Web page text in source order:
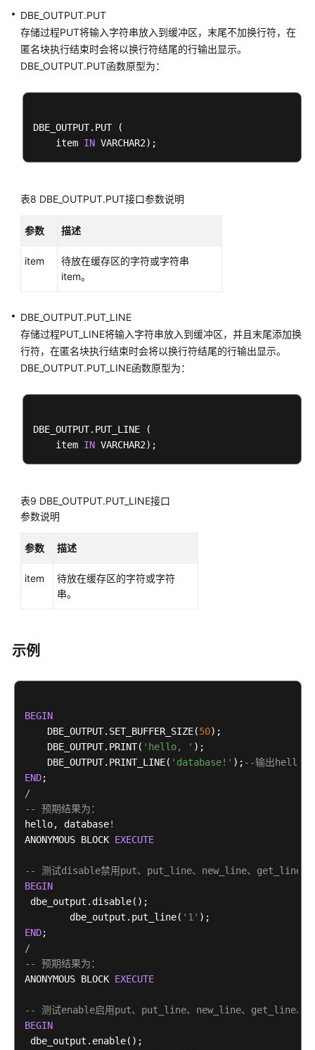
DBE_SQL
DBE_UTILITY
Retry
管
理
试
务
统
和
系
Schema
置
运
行
础
念
FAQ
开
指
南
中
式
_V2.0-
DBE_OUTPUT.PUT
存储过程PUT将输入字符串放入到缓冲区，末尾不加换行符，在
匿名块执行结束时会将以换行符结尾的行输出显示。
DBE_OUTPUT.PUT函数原型为：
DBE_OUTPUT.PUT (
    item
IN
表8 DBE_OUTPUT.PUT接口参数说明
参数 描述
item
待放在缓存区的字符或字符串
item。
DBE_OUTPUT.PUT_LINE
存储过程PUT_LINE将输入字符串放入到缓冲区，并且末尾添加换
行符，在匿名块执行结束时会将以换行符结尾的行输出显示。
DBE_OUTPUT.PUT_LINE函数原型为：
DBE_OUTPUT.PUT_LINE (
    item
IN
表9 DBE_OUTPUT.PUT_LINE接口
参数说明
参数 描述
item
待放在缓存区的字符或字符
串。
示例
BEGIN
    DBE_OUTPUT.SET_BUFFER_SIZE(
50);
    DBE_OUTPUT.PRINT(
'hello, ' );
    DBE_OUTPUT.PRINT_LINE(
'database!' ); --输出hello,
END
/
-- 预期结果为：
hello, database!
ANONYMOUS BLOCK EXECUTE
-- 测试disable禁用put、put_line、new_line、get_line
BEGIN
dbe_output.disable();
        dbe_output.put_line(
'1'
END
/
-- 预期结果为：
ANONYMOUS BLOCK EXECUTE
-- 测试enable启用put、put_line、new_line、get_line、
BEGIN
dbe_output.enable();